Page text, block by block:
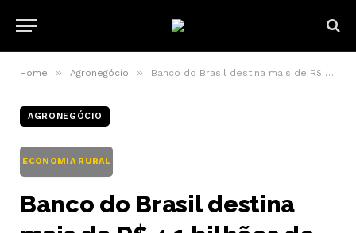
Home » Agronegócio » Banco do Brasil destina mais de R$ 4,1 bilhões do plano safra para agronegócio e agricultura familiar do Maranhão
AGRONEGÓCIO
ECONOMIA RURAL
Banco do Brasil destina